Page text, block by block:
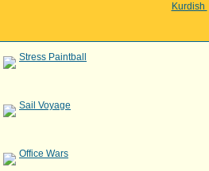
Kurdish
Stress Paintball
Sail Voyage
Office Wars